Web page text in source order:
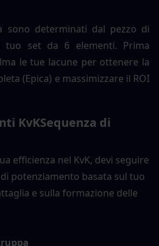
sono determinati dal pezzo di
tuo set da 6 elementi. Prima
le tue lacune per ottenere la
(Epica) e massimizzare il ROI
KvKSequenza di
efficienza nel KvK, devi seguire
potenziamento basata sul tuo
e sulla formazione delle